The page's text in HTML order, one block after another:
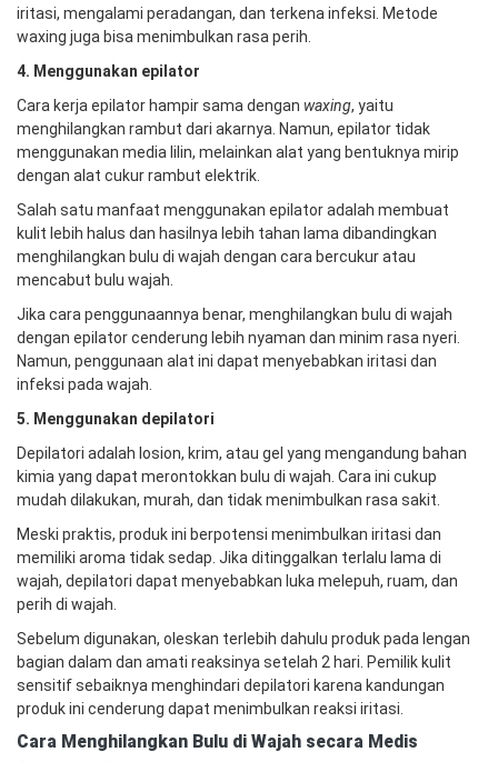
iritasi, mengalami peradangan, dan terkena infeksi. Metode
waxing juga bisa menimbulkan rasa perih.
4. Menggunakan epilator
Cara kerja epilator hampir sama dengan waxing, yaitu
menghilangkan rambut dari akarnya. Namun, epilator tidak
menggunakan media lilin, melainkan alat yang bentuknya mirip
dengan alat cukur rambut elektrik.
Salah satu manfaat menggunakan epilator adalah membuat
kulit lebih halus dan hasilnya lebih tahan lama dibandingkan
menghilangkan bulu di wajah dengan cara bercukur atau
mencabut bulu wajah.
Jika cara penggunaannya benar, menghilangkan bulu di wajah
dengan epilator cenderung lebih nyaman dan minim rasa nyeri.
Namun, penggunaan alat ini dapat menyebabkan iritasi dan
infeksi pada wajah.
5. Menggunakan depilatori
Depilatori adalah losion, krim, atau gel yang mengandung bahan
kimia yang dapat merontokkan bulu di wajah. Cara ini cukup
mudah dilakukan, murah, dan tidak menimbulkan rasa sakit.
Meski praktis, produk ini berpotensi menimbulkan iritasi dan
memiliki aroma tidak sedap. Jika ditinggalkan terlalu lama di
wajah, depilatori dapat menyebabkan luka melepuh, ruam, dan
perih di wajah.
Sebelum digunakan, oleskan terlebih dahulu produk pada lengan
bagian dalam dan amati reaksinya setelah 2 hari. Pemilik kulit
sensitif sebaiknya menghindari depilatori karena kandungan
produk ini cenderung dapat menimbulkan reaksi iritasi.
Cara Menghilangkan Bulu di Wajah secara Medis